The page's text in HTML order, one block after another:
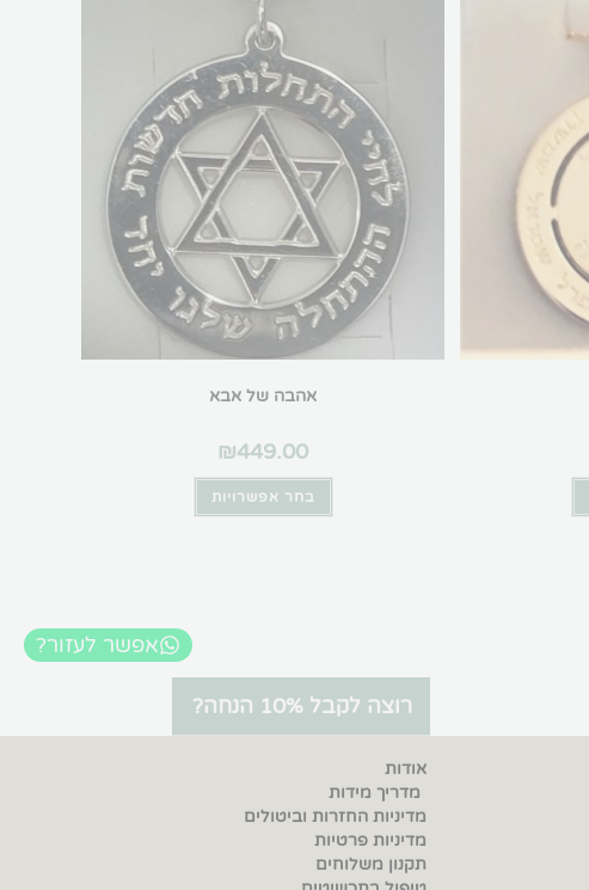
אהבה של אבא
₪449.00
בחר אפשרויות
אפשר לעזור?
רוצה לקבל 10% הנחה?
אודות
מדריך מידות
מדיניות החזרות וביטולים
מדיניות פרטיות
תקנון משלוחים